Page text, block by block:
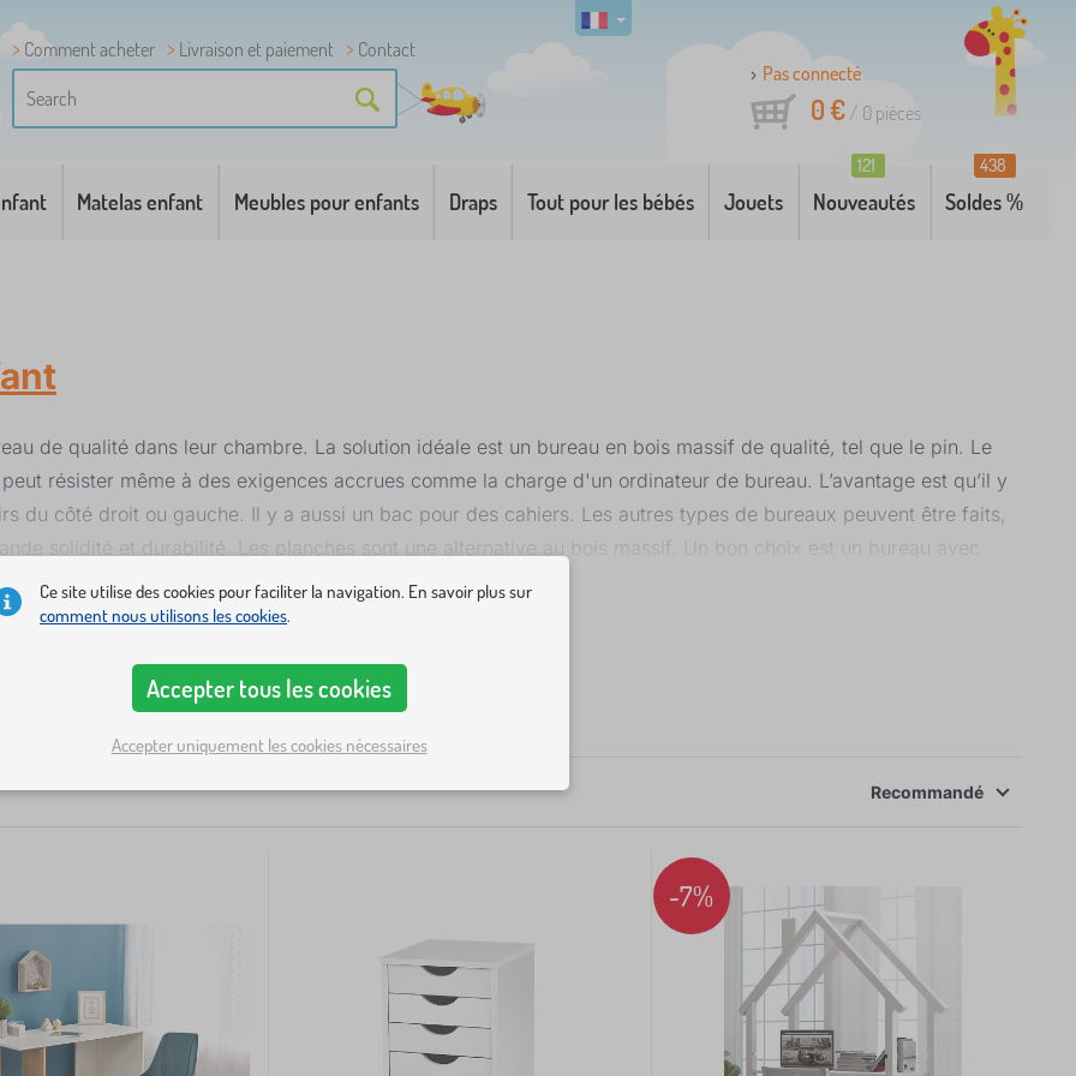
Comment acheter Livraison et paiement
Contact
Pas connecté
0 €/ 0 pièces
Matelas enfant Meubles pour enfants Draps Tout pour les bébés Jouets Nouveautés
121
Soldes %
438
de qualité dans leur chambre. La solution idéale est un bureau en bois massif de qualité, tel que le pin. Le
résister même à des exigences accrues comme la charge d'un ordinateur de bureau. L’avantage est qu’il y
du côté droit ou gauche. Il y a aussi un bac pour des cahiers. Les autres types de bureaux peuvent être faits,
solidité et durabilité. Les planches sont une alternative au bois massif. Un bon choix est un bureau avec
les besoins de l’enfant. Le bureau grandira avec votre enfant. Des bureaux sont complétés par un caisson
ranger des affaires. Ils sont en bois massif ou en planche en fibres ligneuses laquée.
Recommandé
-7%
Ce site utilise des cookies pour faciliter la navigation. En savoir plus sur
comment nous utilisons les cookies.
Accepter tous les cookies
Accepter uniquement les cookies nécessaires